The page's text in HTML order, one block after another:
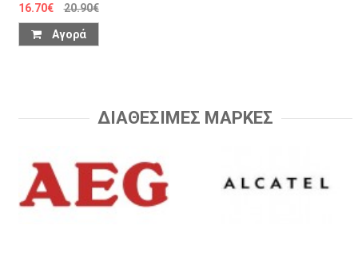
16.70€
20.90€
Αγορά
ΔΙΑΘΕΣΙΜΕΣ ΜΑΡΚΕΣ